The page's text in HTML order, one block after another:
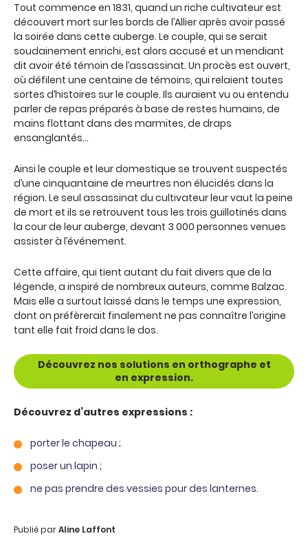
Tout commence en 1831, quand un riche cultivateur est
découvert mort sur les bords de l’Allier après avoir passé
la soirée dans cette auberge. Le couple, qui se serait
soudainement enrichi, est alors accusé et un mendiant
dit avoir été témoin de l’assassinat. Un procès est ouvert,
où défilent une centaine de témoins, qui relaient toutes
sortes d’histoires sur le couple. Ils auraient vu ou entendu
parler de repas préparés à base de restes humains, de
mains flottant dans des marmites, de draps
ensanglantés…
Ainsi le couple et leur domestique se trouvent suspectés
d’une cinquantaine de meurtres non élucidés dans la
région. Le seul assassinat du cultivateur leur vaut la peine
de mort et ils se retrouvent tous les trois guillotinés dans
la cour de leur auberge, devant 3 000 personnes venues
assister à l’événement.
Cette affaire, qui tient autant du fait divers que de la
légende, a inspiré de nombreux auteurs, comme Balzac.
Mais elle a surtout laissé dans le temps une expression,
dont on préfèrerait finalement ne pas connaître l’origine
tant elle fait froid dans le dos.
Découvrez nos solutions en orthographe et
en expression.
Découvrez d’autres expressions :
porter le chapeau ;
poser un lapin ;
ne pas prendre des vessies pour des lanternes.
Publié parAline Laffont